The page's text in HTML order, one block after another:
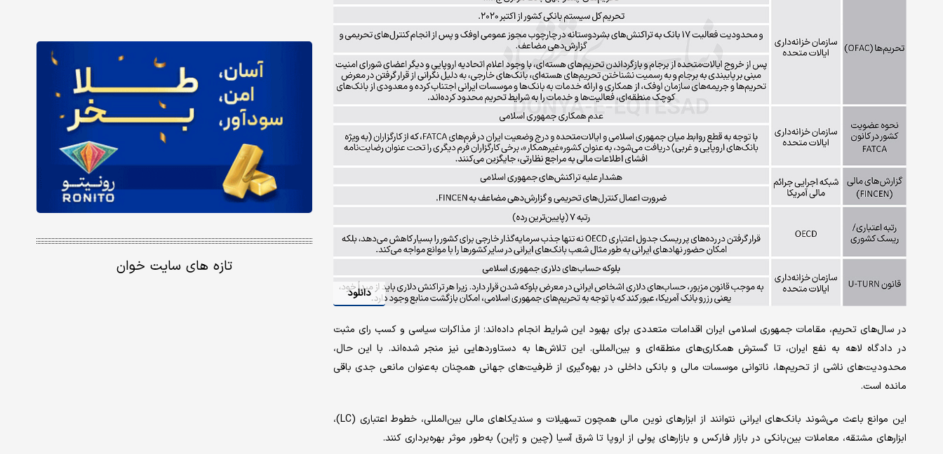
دانلود
در سال‌های تحریم، مقامات جمهوری اسلامی ایران اقدامات متعددی برای بهبود این شرایط انجام داده‌‌اند؛ از مذاکرات سیاسی و کسب رای مثبت
در دادگاه لاهه به نفع ایران، تا گسترش همکاری‌‌های منطقه‌‌ای و بین‌المللی. این تلاش‌‌ها به دستاوردهایی نیز منجر شده‌‌اند. با این حال،
محدودیت‌های ناشی از تحریم‌‌ها، ناتوانی موسسات مالی و بانکی داخلی در بهره‌‌گیری از ظرفیت‌‌های جهانی همچنان به‌‌عنوان مانعی جدی باقی
مانده است.
این موانع باعث می‌‌شوند بانک‌های ایرانی نتوانند از ابزارهای نوین مالی همچون تسهیلات و سندیکاهای مالی بین‌المللی، خطوط اعتباری (LC)،
ابزارهای مشتقه، معاملات بین‌‌بانکی در بازار فارکس و بازارهای پولی از اروپا تا شرق آسیا (چین و ژاپن) به‌‌طور موثر بهره‌‌برداری کنند.
تازه های سایت خوان